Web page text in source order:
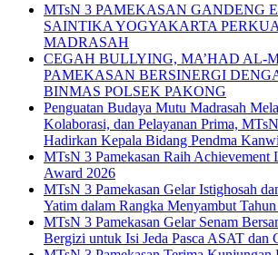
MTsN 3 PAMEKASAN GANDENG
SAINTIKA YOGYAKARTA
MADRASAH
CEGAH BULLYING, MA’HAD AL-
PAMEKASAN BERSINERGI
BINMAS POLSEK PAKONG
Penguatan Budaya Mutu Madrasah
Kolaborasi, dan Pelayanan Prima,
Hadirkan Kepala Bidang Pendma
MTsN 3 Pamekasan Raih Achievement
Award 2026
MTsN 3 Pamekasan Gelar Istighosah
Yatim dalam Rangka Menyambut
MTsN 3 Pamekasan Gelar Senam
Bergizi untuk Isi Jeda Pasca ASAT dan